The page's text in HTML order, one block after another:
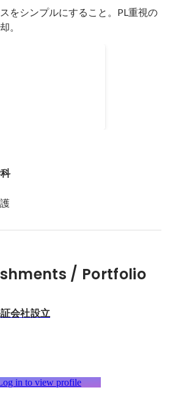
をシンプルにすること。PL重視の
。
/ Portfolio
会社設立
in to view profile